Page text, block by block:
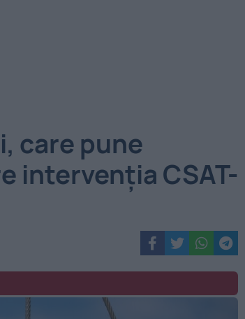
care pune
intervenția CSAT-